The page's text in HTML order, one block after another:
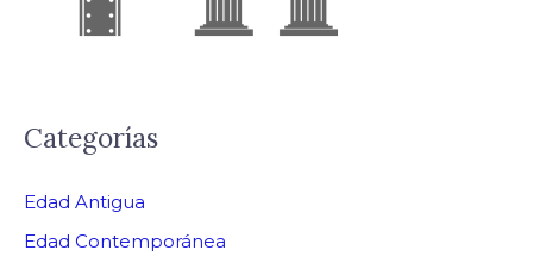
Categorías
Edad Antigua
Edad Contemporánea